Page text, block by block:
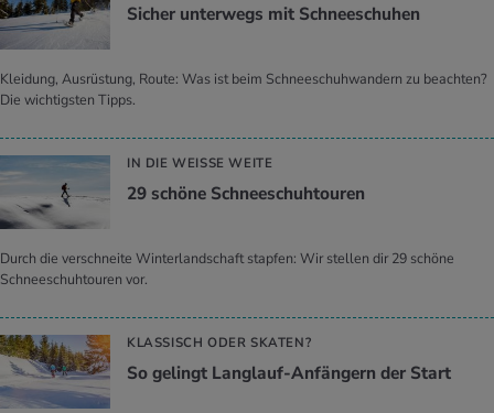
Si­cher un­ter­wegs mit Schnee­schu­hen
Kleidung, Ausrüstung, Route: Was ist beim Schneeschuhwandern zu beachten?
Die wichtigsten Tipps.
IN DIE WEISSE WEITE
29 schö­ne Schnee­schuh­tou­ren
Durch die verschneite Winterlandschaft stapfen: Wir stellen dir 29 schöne
Schneeschuhtouren vor.
KLASSISCH ODER SKATEN?
So ge­lingt Lang­lauf-An­fän­gern der Start